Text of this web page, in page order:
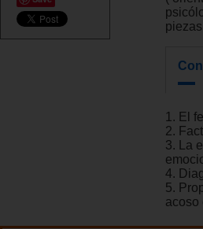
1. El
2.
3. La
4.
5.
acoso